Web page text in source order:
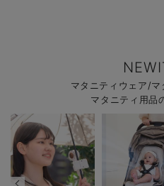
マタニティウェア/
マタニティ用品